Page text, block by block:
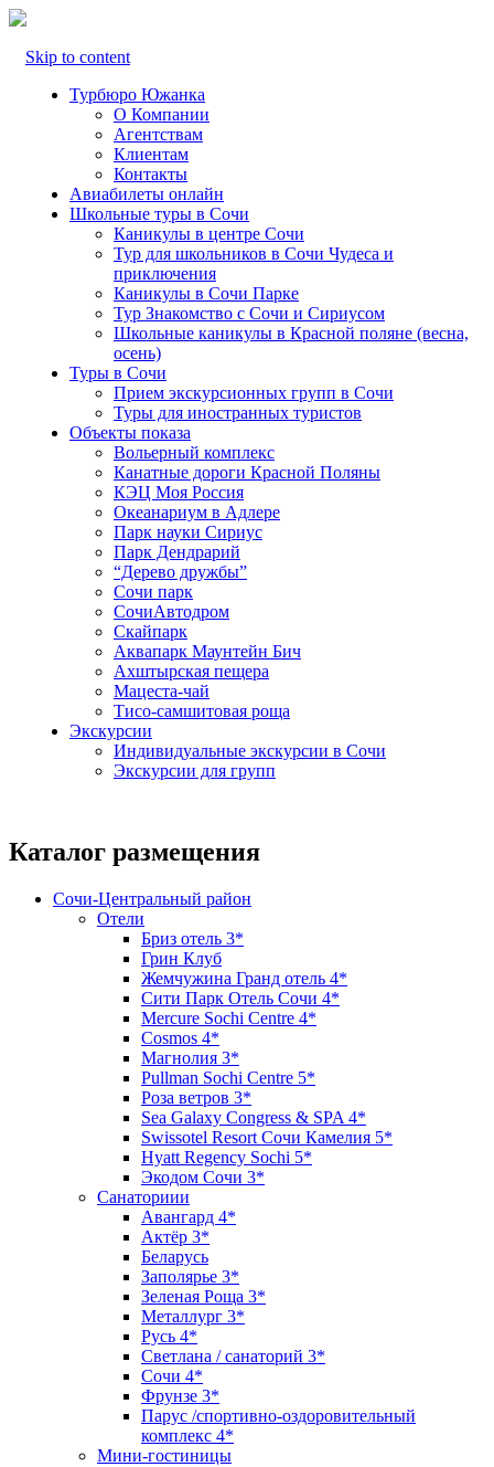
Skip to content
Турбюро Южанка
О Компании
Агентствам
Клиентам
Контакты
Авиабилеты онлайн
Школьные туры в Сочи
Каникулы в центре Сочи
Тур для школьников в Сочи Чудеса и
приключения
Каникулы в Сочи Парке
Тур Знакомство с Сочи и Сириусом
Школьные каникулы в Красной поляне (весна,
осень)
Туры в Сочи
Прием экскурсионных групп в Сочи
Туры для иностранных туристов
Объекты показа
Вольерный комплекс
Канатные дороги Красной Поляны
КЭЦ Моя Россия
Океанариум в Адлере
Парк науки Сириус
Парк Дендрарий
“Дерево дружбы”
Сочи парк
СочиАвтодром
Скайпарк
Аквапарк Маунтейн Бич
Ахштырская пещера
Мацеста-чай
Тисо-самшитовая роща
Экскурсии
Индивидуальные экскурсии в Сочи
Экскурсии для групп
Каталог размещения
Сочи-Центральный район
Отели
Бриз отель 3*
Грин Клуб
Жемчужина Гранд отель 4*
Сити Парк Отель Сочи 4*
Mercure Sochi Centre 4*
Cosmos 4*
Магнолия 3*
Pullman Sochi Сеntre 5*
Роза ветров 3*
Sea Galaxy Congress & SPA 4*
Swissotel Resort Сочи Камелия 5*
Hyatt Regency Sochi 5*
Экодом Сочи 3*
Санаториии
Авангард 4*
Актёр 3*
Беларусь
Заполярье 3*
Зеленая Роща 3*
Металлург 3*
Русь 4*
Светлана / санаторий 3*
Сочи 4*
Фрунзе 3*
Парус /спортивно-оздоровительный
комплекс 4*
Мини-гостиницы